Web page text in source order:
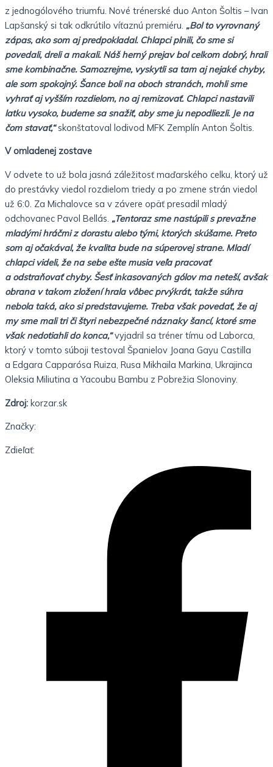
z jednogólového triumfu. Nové trénerské duo Anton Šoltis – Ivan
Lapšanský si tak odkrútilo víťaznú premiéru. „Bol to vyrovnaný
zápas, ako som aj predpokladal. Chlapci plnili, čo sme si
povedali, dreli a makali. Náš herný prejav bol celkom dobrý, hrali
sme kombinačne. Samozrejme, vyskytli sa tam aj nejaké chyby,
ale som spokojný. Šance boli na oboch stranách, mohli sme
vyhrať aj vyšším rozdielom, no aj remizovať. Chlapci nastavili
latku vysoko, budeme sa snažiť, aby sme ju nepodliezli. Je na
čom stavať,“skonštatoval lodivod MFK Zemplín Anton Šoltis.
V omladenej zostave
V odvete to už bola jasná záležitosť maďarského celku, ktorý už
do prestávky viedol rozdielom triedy a po zmene strán viedol
už 6:0. Za Michalovce sa v závere opäť presadil mladý
odchovanec Pavol Bellás. „Tentoraz sme nastúpili s prevažne
mladými hráčmi z dorastu alebo tými, ktorých skúšame. Preto
som aj očakával, že kvalita bude na súperovej strane. Mladí
chlapci videli, že na sebe ešte musia veľa pracovať
a odstraňovať chyby. Šesť inkasovaných gólov ma neteší, avšak
obrana v takom zložení hrala vôbec prvýkrát, takže súhra
nebola taká, ako si predstavujeme. Treba však povedať, že aj
my sme mali tri či štyri nebezpečné náznaky šancí, ktoré sme
však nedotiahli do konca,“vyjadril sa tréner tímu od Laborca,
ktorý v tomto súboji testoval Španielov Joana Gayu Castilla
a Edgara Capparósa Ruiza, Rusa Mikhaila Markina, Ukrajinca
Oleksia Miliutina a Yacoubu Bambu z Pobrežia Slonoviny.
Zdroj: korzar.sk
Značky:
Zdieľať: